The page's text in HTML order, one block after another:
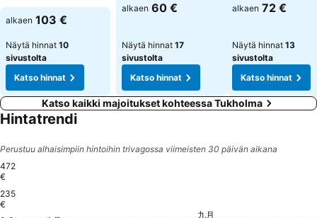
alkaen 103 €
Näytä hinnat 10
sivustolta
Katso hinnat
alkaen 60 €
Näytä hinnat 17
sivustolta
Katso hinnat
alkaen 72 €
Näytä hinnat 13
sivustolta
Katso hinnat
Katso kaikki majoitukset kohteessa Tukholma
Hintatrendi
Perustuu alhaisimpiin hintoihin trivagossa viimeisten 30 päivän aikana
472
€
235
€
九月